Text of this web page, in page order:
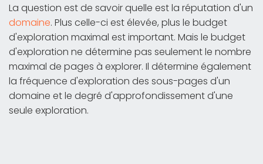
La question est de savoir quelle est la réputation d'un
domaine. Plus celle-ci est élevée, plus le budget
d'exploration maximal est important. Mais le budget
d'exploration ne détermine pas seulement le nombre
maximal de pages à explorer. Il détermine également
la fréquence d'exploration des sous-pages d'un
domaine et le degré d'approfondissement d'une
seule exploration.